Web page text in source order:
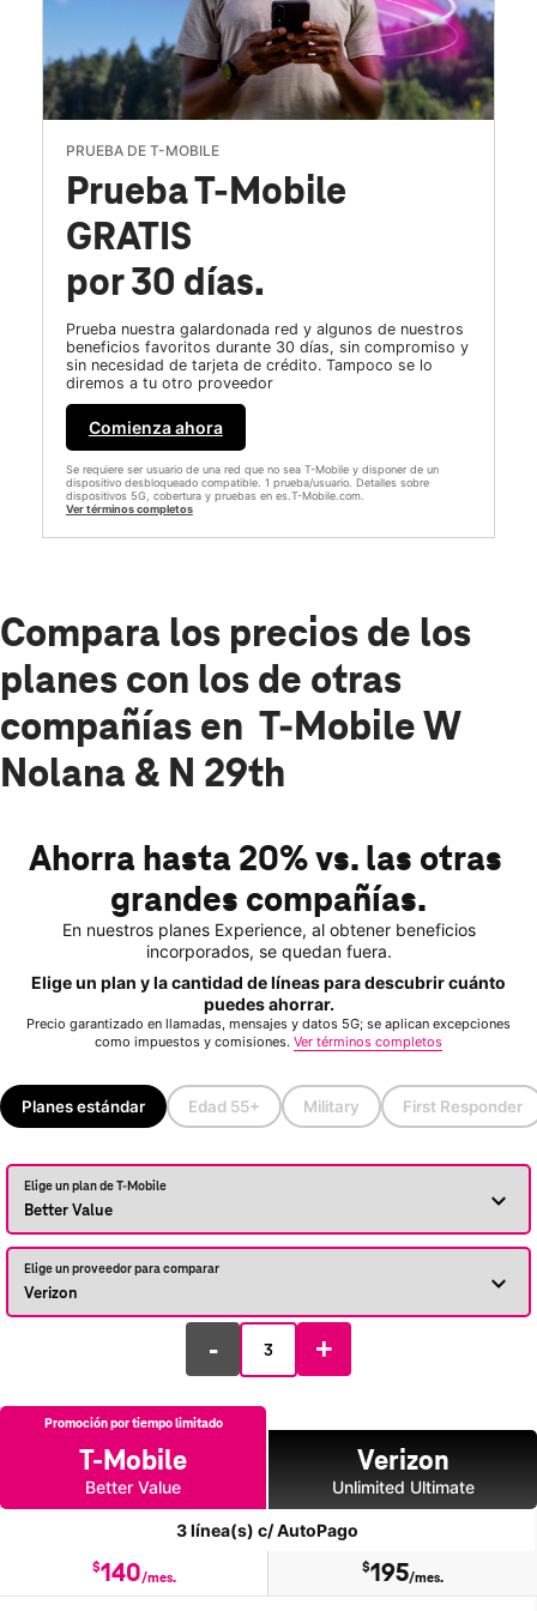
PRUEBA DE T-MOBILE
Prueba T-Mobile
GRATIS
por 30 días.
Prueba nuestra galardonada red y algunos de nuestros
beneficios favoritos durante 30 días, sin compromiso y
sin necesidad de tarjeta de crédito. Tampoco se lo
diremos a tu otro proveedor
Comienza ahora
Se requiere ser usuario de una red que no sea T-Mobile y disponer de un
dispositivo desbloqueado compatible. 1 prueba/usuario. Detalles sobre
dispositivos 5G, cobertura y pruebas en es.T-Mobile.com.
Ver términos completos
Compara los precios de los
planes con los de otras
compañías en T-Mobile W
Nolana & N 29th